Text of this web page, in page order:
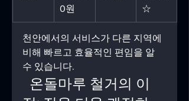
0원
☆
천안에서의 서비스가 다른 지역에
비해 빠르고 효율적인 편임을 알
수 있습니다.